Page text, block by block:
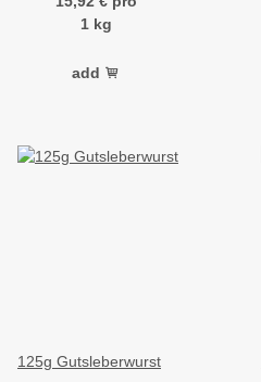
1 kg
add
125g Gutsleberwurst